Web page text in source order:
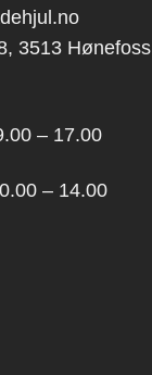
3513 Hønefoss
– 17.00
– 14.00